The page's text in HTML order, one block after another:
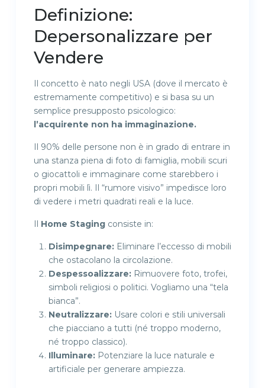
Definizione:
Depersonalizzare per
Vendere
Il concetto è nato negli USA (dove il mercato è
estremamente competitivo) e si basa su un
semplice presupposto psicologico:
l’acquirente non ha immaginazione.
Il 90% delle persone non è in grado di entrare in
una stanza piena di foto di famiglia, mobili scuri
o giocattoli e immaginare come starebbero i
propri mobili lì. Il “rumore visivo” impedisce loro
di vedere i metri quadrati reali e la luce.
Il Home Staging consiste in:
Disimpegnare: Eliminare l’eccesso di mobili
che ostacolano la circolazione.
Despessoalizzare: Rimuovere foto, trofei,
simboli religiosi o politici. Vogliamo una “tela
bianca”.
Neutralizzare: Usare colori e stili universali
che piacciano a tutti (né troppo moderno,
né troppo classico).
Illuminare: Potenziare la luce naturale e
artificiale per generare ampiezza.